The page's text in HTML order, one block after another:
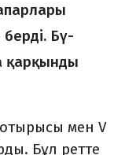
берді. Бү­
қарқынды
мен V
Бұл ретте